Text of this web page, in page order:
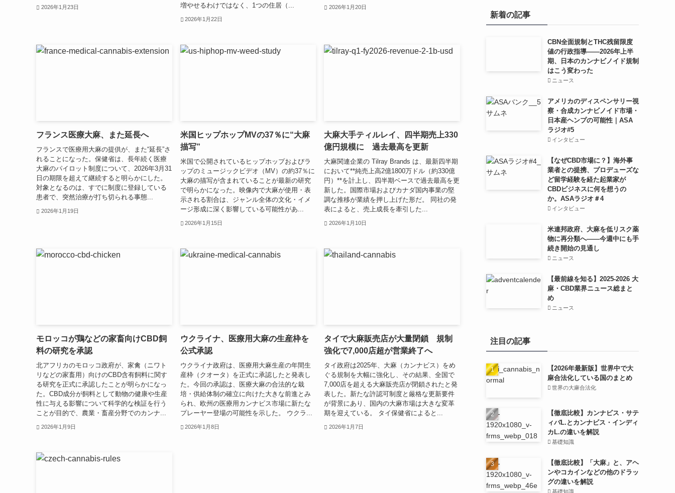
2026年1月23日
増やせるわけではなく、1つの住居（...
2026年1月22日
2026年1月20日
フランス医療大麻、また延長へ
フランスで医療用大麻の提供が、また“延長”さ
れることになった。保健省は、長年続く医療
大麻のパイロット制度について、2026年3月31
日の期限を超えて継続すると明らかにした。
対象となるのは、すでに制度に登録している
患者で、突然治療が打ち切られる事態...
2026年1月19日
米国ヒップホップMVの37％に“大麻
描写”
米国で公開されているヒップホップおよびラ
ップのミュージックビデオ（MV）の約37％に
大麻の描写が含まれていることが最新の研究
で明らかになった。映像内で大麻が使用・表
示される割合は、ジャンル全体の文化・イメ
ージ形成に深く影響している可能性があ...
2026年1月15日
大麻大手ティルレイ、四半期売上330
億円規模に 過去最高を更新
大麻関連企業の Tilray Brands は、最新四半期
において**純売上高2億1800万ドル（約330億
円）**を計上し、四半期ベースで過去最高を更
新した。国際市場およびカナダ国内事業の堅
調な推移が業績を押し上げた形だ。 同社の発
表によると、売上成長を牽引した...
2026年1月10日
モロッコが鶏などの家畜向けCBD飼
料の研究を承認
北アフリカのモロッコ政府が、家禽（ニワト
リなどの家畜用）向けのCBD含有飼料に関す
る研究を正式に承認したことが明らかになっ
た。CBD成分が飼料として動物の健康や生産
性に与える影響について科学的な検証を行う
ことが目的で、農業・畜産分野でのカンナ...
2026年1月9日
ウクライナ、医療用大麻の生産枠を
公式承認
ウクライナ政府は、医療用大麻生産の年間生
産枠（クオータ）を正式に承認したと発表し
た。今回の承認は、医療大麻の合法的な栽
培・供給体制の確立に向けた大きな前進とみ
られ、欧州の医療用カンナビス市場に新たな
プレーヤー登場の可能性を示した。 ウクラ...
2026年1月8日
タイで大麻販売店が大量閉鎖 規制
強化で7,000店超が営業終了へ
タイ政府は2025年、大麻（カンナビス）をめ
ぐる規制を大幅に強化し、その結果、全国で
7,000店を超える大麻販売店が閉鎖されたと発
表した。新たな許認可制度と厳格な更新要件
が背景にあり、国内の大麻市場は大きな変革
期を迎えている。 タイ保健省によると...
2026年1月7日
新着の記事
CBN全面規制とTHC残留限度
値の行政指導——2026年上半
期、日本のカンナビノイド規制
はこう変わった
ニュース
アメリカのディスペンサリー視
察・合成カンナビノイド市場・
日本産ヘンプの可能性｜ASA
ラジオ#5
インタビュー
【なぜCBD市場に？】海外事
業者との提携、プロデューズな
ど留学経験を経た起業家が
CBDビジネスに何を想うの
か。ASAラジオ＃4
インタビュー
米連邦政府、大麻を低リスク薬
物に再分類へ——今週中にも手
続き開始の見通し
ニュース
【最前線を知る】2025-2026 大
麻・CBD業界ニュース総まと
め
ニュース
注目の記事
【2026年最新版】世界中で大
麻合法化している国のまとめ
世界の大麻合法化
【徹底比較】カンナビス・サテ
ィバL.とカンナビス・インディ
カL.の違いを解説
基礎知識
【徹底比較】「大麻」と、アヘ
ンやコカインなどの他のドラッ
グの違いを解説
基礎知識